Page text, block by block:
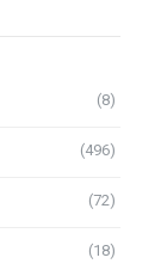
(8)
(496)
(72)
(18)